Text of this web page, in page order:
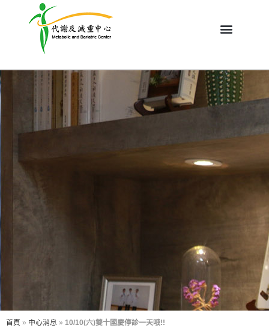
首頁 » 中心消息 » 10/10(六)雙十國慶停診一天哦!!